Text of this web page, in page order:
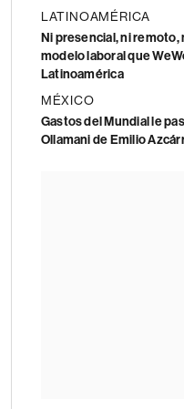
LATINOAMÉRICA
Ni presencial, ni remoto,
modelo laboral que
Latinoamérica
MÉXICO
Gastos del Mundial le
Ollamani de Emilio